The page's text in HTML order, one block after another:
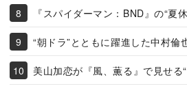
『スパイダーマン：BND』の“夏
“朝ドラ”とともに躍進した中村倫
美山加恋が『風、薫る』で見せる